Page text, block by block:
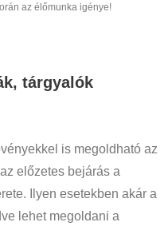
az élőmunka igénye!
tárgyalók
is megoldható az
előzetes bejárás a
Ilyen esetekben akár a
lehet megoldani a